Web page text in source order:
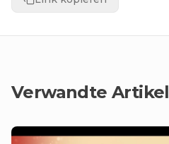
Verwandte Artikel